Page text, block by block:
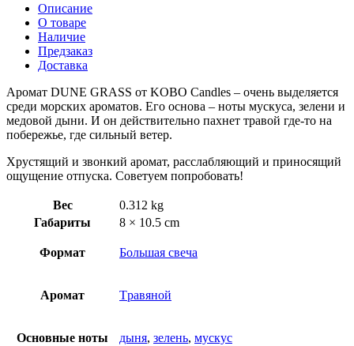
Описание
О товаре
Наличие
Предзаказ
Доставка
Аромат DUNE GRASS от KOBO Candles – очень выделяется
среди морских ароматов. Его основа – ноты мускуса, зелени и
медовой дыни. И он действительно пахнет травой где-то на
побережье, где сильный ветер.
Хрустящий и звонкий аромат, расслабляющий и приносящий
ощущение отпуска. Советуем попробовать!
Вес
0.312 kg
Габариты
8 × 10.5 cm
Формат Большая свеча
Аромат Tравяной
Основные ноты дыня, зелень, мускус